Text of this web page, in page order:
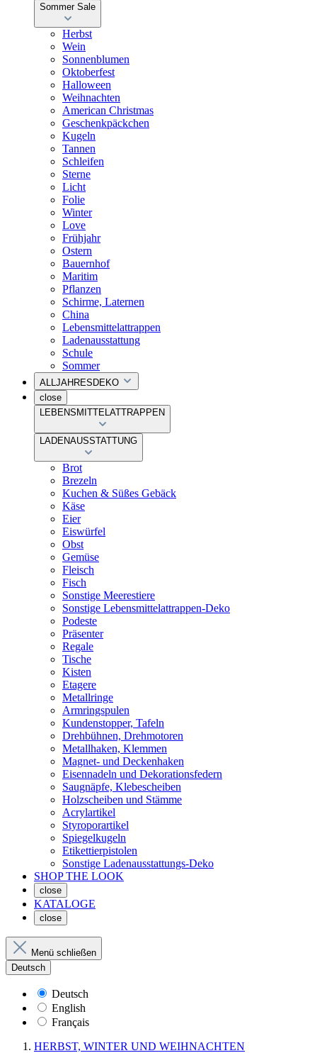
Sommer Sale
Herbst
Wein
Sonnenblumen
Oktoberfest
Halloween
Weihnachten
American Christmas
Geschenkpäckchen
Kugeln
Tannen
Schleifen
Sterne
Licht
Folie
Winter
Love
Frühjahr
Ostern
Bauernhof
Maritim
Pflanzen
Schirme, Laternen
China
Lebensmittelattrappen
Ladenausstattung
Schule
Sommer
ALLJAHRESDEKO
close
LEBENSMITTELATTRAPPEN
LADENAUSSTATTUNG
Brot
Brezeln
Kuchen & Süßes Gebäck
Käse
Eier
Eiswürfel
Obst
Gemüse
Fleisch
Fisch
Sonstige Meerestiere
Sonstige Lebensmittelattrappen-Deko
Podeste
Präsenter
Regale
Tische
Kisten
Etagere
Metallringe
Armringspulen
Kundenstopper, Tafeln
Drehbühnen, Drehmotoren
Metallhaken, Klemmen
Magnet- und Deckenhaken
Eisennadeln und Dekorationsfedern
Saugnäpfe, Klebescheiben
Holzscheiben und Stämme
Acrylartikel
Styroporartikel
Spiegelkugeln
Etikettierpistolen
Sonstige Ladenausstattungs-Deko
SHOP THE LOOK
close
KATALOGE
close
Menü schließen
Deutsch
Deutsch
English
Français
HERBST, WINTER UND WEIHNACHTEN